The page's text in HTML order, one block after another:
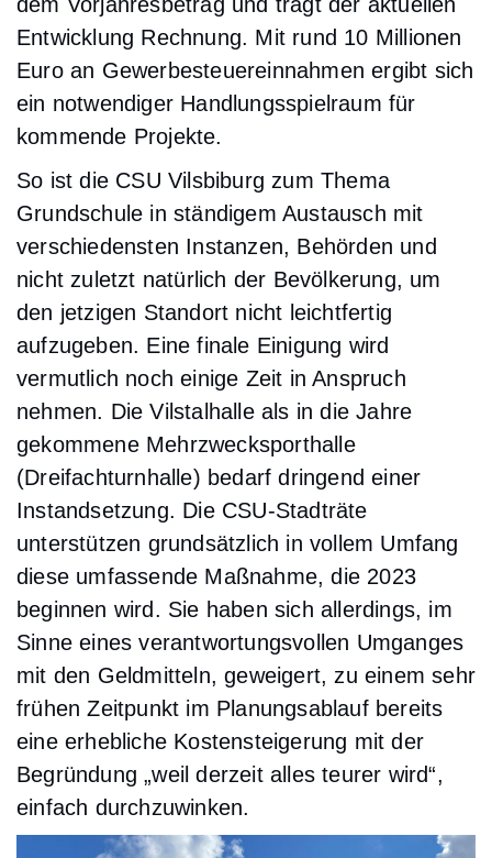
Entwicklung Rechnung. Mit rund 10 Millionen
Euro an Gewerbesteuereinnahmen ergibt sich
ein notwendiger Handlungsspielraum für
kommende Projekte.
So ist die CSU Vilsbiburg zum Thema
Grundschule in ständigem Austausch mit
verschiedensten Instanzen, Behörden und
nicht zuletzt natürlich der Bevölkerung, um
den jetzigen Standort nicht leichtfertig
aufzugeben. Eine finale Einigung wird
vermutlich noch einige Zeit in Anspruch
nehmen. Die Vilstalhalle als in die Jahre
gekommene Mehrzwecksporthalle
(Dreifachturnhalle) bedarf dringend einer
Instandsetzung. Die CSU-Stadträte
unterstützen grundsätzlich in vollem Umfang
diese umfassende Maßnahme, die 2023
beginnen wird. Sie haben sich allerdings, im
Sinne eines verantwortungsvollen Umganges
mit den Geldmitteln, geweigert, zu einem sehr
frühen Zeitpunkt im Planungsablauf bereits
eine erhebliche Kostensteigerung mit der
Begründung „weil derzeit alles teurer wird“,
einfach durchzuwinken.